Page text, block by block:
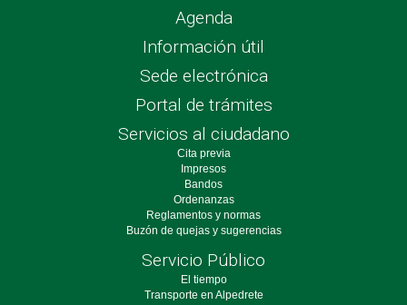
Agenda
Información útil
Sede electrónica
Portal de trámites
Servicios al ciudadano
Cita previa
Impresos
Bandos
Ordenanzas
Reglamentos y normas
Buzón de quejas y sugerencias
Servicio Público
El tiempo
Transporte en Alpedrete